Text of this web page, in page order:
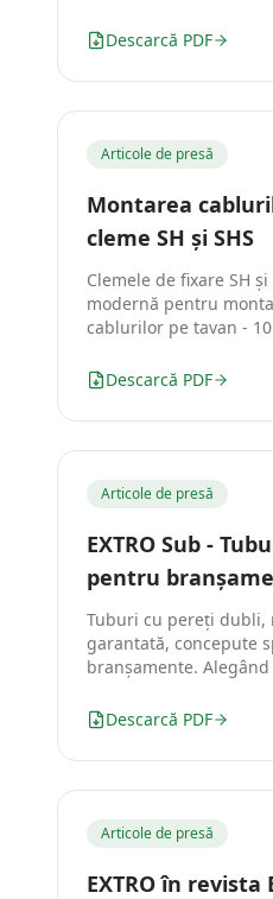
Descarcă PDF
Articole de presă
Montarea
cleme SH și SHS
Clemele de fixare SH
modernă pentru
cablurilor pe tavan -
jgheaburi metalice.
Descarcă PDF
Articole de presă
EXTRO Sub -
pentru
Tuburi cu pereți dubli,
garantată, concepute
branșamente. Alegând
economisiți timp și bani.
Descarcă PDF
Articole de presă
EXTRO în